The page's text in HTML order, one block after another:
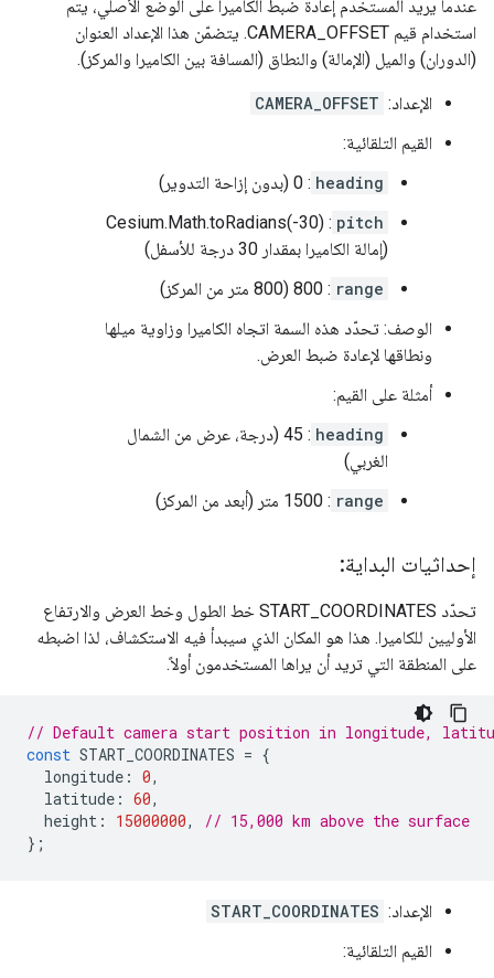
عندما يريد المستخدم إعادة ضبط الكاميرا على الوضع الأصلي، يتم
استخدام قيم CAMERA_OFFSET. يتضمّن هذا الإعداد العنوان
(الدوران) والميل (الإمالة) والنطاق (المسافة بين الكاميرا والمركز).
الإعداد: CAMERA_OFFSET
القيم التلقائية:
heading : 0 (بدون إزاحة التدوير)
pitch
: Cesium.Math.toRadians(-30)
(إمالة الكاميرا بمقدار 30 درجة للأسفل)
range : 800 (800 متر من المركز)
الوصف: تحدّد هذه السمة اتجاه الكاميرا وزاوية ميلها
ونطاقها لإعادة ضبط العرض.
أمثلة على القيم:
heading
: 45 (درجة، عرض من الشمال
الغربي)
range : 1500 متر (أبعد من المركز)
إحداثيات البداية:
تحدّد START_COORDINATES خط الطول وخط العرض والارتفاع
الأوليين للكاميرا. هذا هو المكان الذي سيبدأ فيه الاستكشاف، لذا اضبطه
على المنطقة التي تريد أن يراها المستخدمون أولاً.
// Default camera start position in longitude,
const START_COORDINATES = {
longitude : 0,
latitude : 60,
height : 15000000,
// 15,000 km above the surface
};
الإعداد: START_COORDINATES
القيم التلقائية: